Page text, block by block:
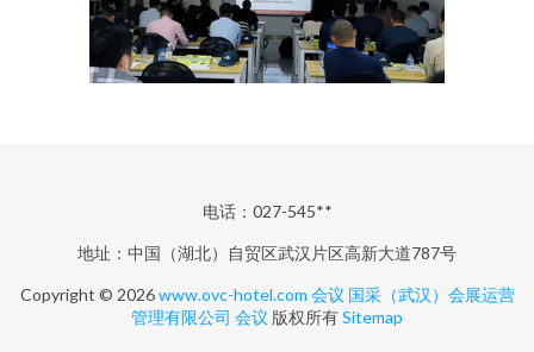
电话：027-545**
地址：中国（湖北）自贸区武汉片区高新大道787号
Copyright © 2026www.ovc-hotel.com 会议 国采（武汉）会展运营
管理有限公司 会议 版权所有Sitemap